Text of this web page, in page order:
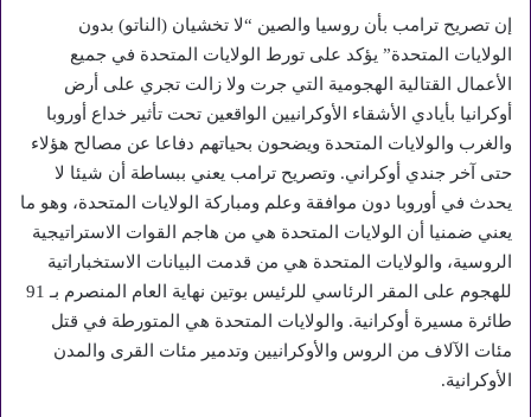
إن تصريح ترامب بأن روسيا والصين “لا تخشيان (الناتو) بدون
الولايات المتحدة” يؤكد على تورط الولايات المتحدة في جميع
الأعمال القتالية الهجومية التي جرت ولا زالت تجري على أرض
أوكرانيا بأيادي الأشقاء الأوكرانيين الواقعين تحت تأثير خداع أوروبا
والغرب والولايات المتحدة ويضحون بحياتهم دفاعا عن مصالح هؤلاء
حتى آخر جندي أوكراني. وتصريح ترامب يعني ببساطة أن شيئا لا
يحدث في أوروبا دون موافقة وعلم ومباركة الولايات المتحدة، وهو ما
يعني ضمنيا أن الولايات المتحدة هي من هاجم القوات الاستراتيجية
الروسية، والولايات المتحدة هي من قدمت البيانات الاستخباراتية
للهجوم على المقر الرئاسي للرئيس بوتين نهاية العام المنصرم بـ 91
طائرة مسيرة أوكرانية. والولايات المتحدة هي المتورطة في قتل
مئات الآلاف من الروس والأوكرانيين وتدمير مئات القرى والمدن
الأوكرانية.